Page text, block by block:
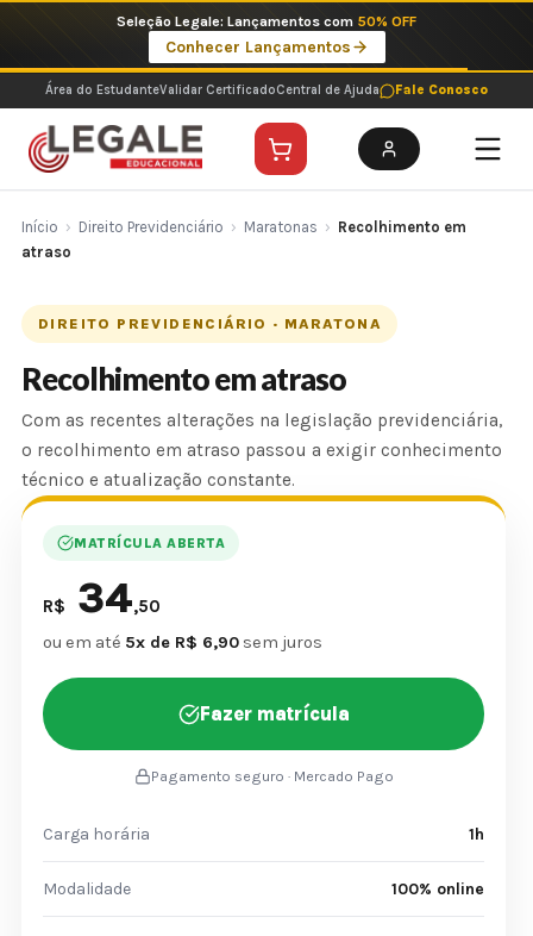
o
conteúdo
Seleção Legale: Lançamentos com 50% OFF
Conhecer Lançamentos
Área do EstudanteValidar CertificadoCentral de Ajuda Fale Conosco
Início › Direito Previdenciário › Maratonas › Recolhimento em
atraso
DIREITO PREVIDENCIÁRIO · MARATONA
Recolhimento em atraso
Com as recentes alterações na legislação previdenciária,
o recolhimento em atraso passou a exigir conhecimento
técnico e atualização constante.
MATRÍCULA ABERTA
R$ 34,50
ou em até 5x de R$ 6,90 sem juros
Fazer matrícula
Pagamento seguro · Mercado Pago
Carga horária 1h
Modalidade 100% online